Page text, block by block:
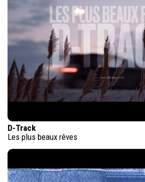
D-Track
Les plus beaux rêves